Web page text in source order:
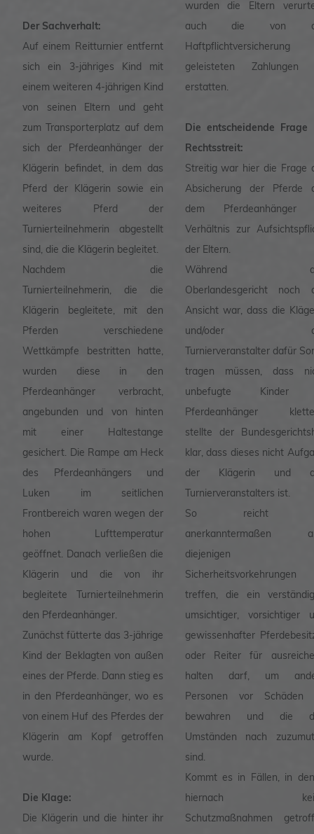
Der Sachverhalt:
Auf einem Reitturnier entfernt
sich ein 3-jähriges Kind mit
einem weiteren 4-jährigen Kind
von seinen Eltern und geht
zum Transporterplatz auf dem
sich der Pferdeanhänger der
Klägerin befindet, in dem das
Pferd der Klägerin sowie ein
weiteres Pferd der
Turnierteilnehmerin abgestellt
sind, die die Klägerin begleitet.
Nachdem die
Turnierteilnehmerin, die die
Klägerin begleitete, mit den
Pferden verschiedene
Wettkämpfe bestritten hatte,
wurden diese in den
Pferdeanhänger verbracht,
angebunden und von hinten
mit einer Haltestange
gesichert. Die Rampe am Heck
des Pferdeanhängers und
Luken im seitlichen
Frontbereich waren wegen der
hohen Lufttemperatur
geöffnet. Danach verließen die
Klägerin und die von ihr
begleitete Turnierteilnehmerin
den Pferdeanhänger.
Zunächst fütterte das 3-jährige
Kind der Beklagten von außen
eines der Pferde. Dann stieg es
in den Pferdeanhänger, wo es
von einem Huf des Pferdes der
Klägerin am Kopf getroffen
wurde.
Die Klage:
Die Klägerin und die hinter ihr
wurden die Eltern
auch die von
Haftpflichtversicherung
geleisteten Zahlungen
erstatten.
Die entscheidende Frage
Rechtsstreit:
Streitig war hier die Frage
Absicherung der Pferde
dem Pferdeanhänger
Verhältnis zur
der Eltern.
Während
Oberlandesgericht noch
Ansicht war, dass die
und/oder
Turnierveranstalter dafür
tragen müssen, dass
unbefugte Kinder
Pferdeanhänger
stellte der
klar, dass dieses nicht
der Klägerin und
Turnierveranstalters ist.
So reicht
anerkanntermaßen
diejenigen
Sicherheitsvorkehrungen
treffen, die ein
umsichtiger, vorsichtiger
gewissenhafter
oder Reiter für
halten darf, um
Personen vor Schäden
bewahren und die
Umständen nach
sind.
Kommt es in Fällen, in
hiernach
Schutzmaßnahmen